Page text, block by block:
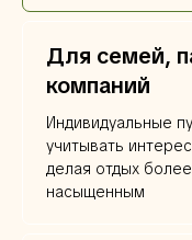
Для семей,
компаний
Индивидуальные
учитывать
делая отдых
насыщенным